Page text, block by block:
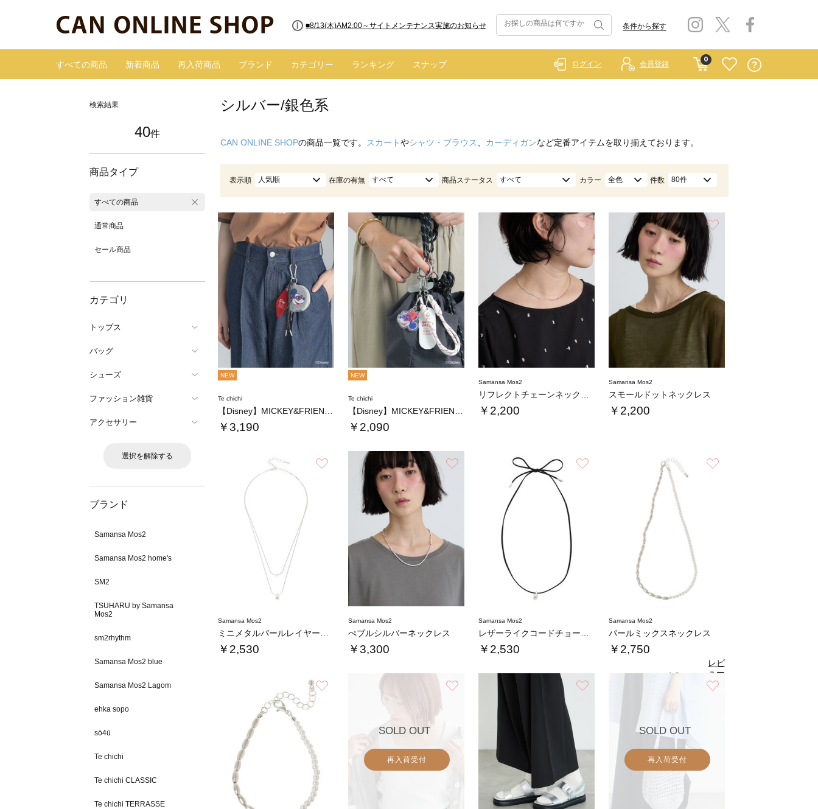
■8/13(木)AM2:00～サイトメンテナンス実施のお知らせ
■【お知らせ】ヤマト運輸の配送遅延・停止について 条件から探す
すべての商品 新着商品 再入荷商品 ブランド カテゴリー ランキング スナップ
0
ログイン 会員登録
検索結果
40件
商品タイプ
すべての商品
通常商品
セール商品
カテゴリ
トップス
バッグ
シューズ
ファッション雑貨
アクセサリー
選択を解除する
ブランド
Samansa Mos2
Samansa Mos2 home's
SM2
TSUHARU by Samansa
Mos2
sm2rhythm
Samansa Mos2 blue
Samansa Mos2 Lagom
ehka sopo
sō4ū
Te chichi
Te chichi CLASSIC
Te chichi TERRASSE
シルバー/銀色系
CAN ONLINE SHOPの商品一覧です。 スカートやシャツ・ブラウス カーディガンなど定番アイテムを取り揃えております。
表示順 人気順 在庫の有無 すべて 商品ステータス すべて カラー 全色 件数 80件
お気に入り
NEW
Te chichi
￥3,190
お気に入り
NEW
Te chichi
￥2,090
お気に入り
Samansa Mos2
￥2,200
Samansa Mos2
スモールドットネックレス
￥2,200
お気に入り
Samansa Mos2
￥2,530
Samansa Mos2
ぺブルシルバーネックレス
￥3,300
Samansa Mos2
￥2,530
Samansa Mos2
パールミックスネックレス
￥2,750
4.0
レビ
ュー
を見
る
SOLD OUT
再入荷受付
SOLD OUT
再入荷受付